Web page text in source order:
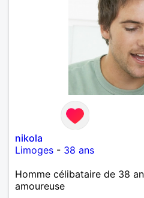
nikola
Limoges - 38 ans
Homme célibataire de 38
amoureuse